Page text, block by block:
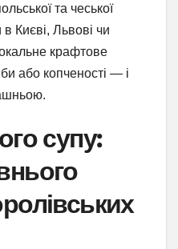
та чеської
в Києві, Львові чи
крафтове
або копченості — і
супу: